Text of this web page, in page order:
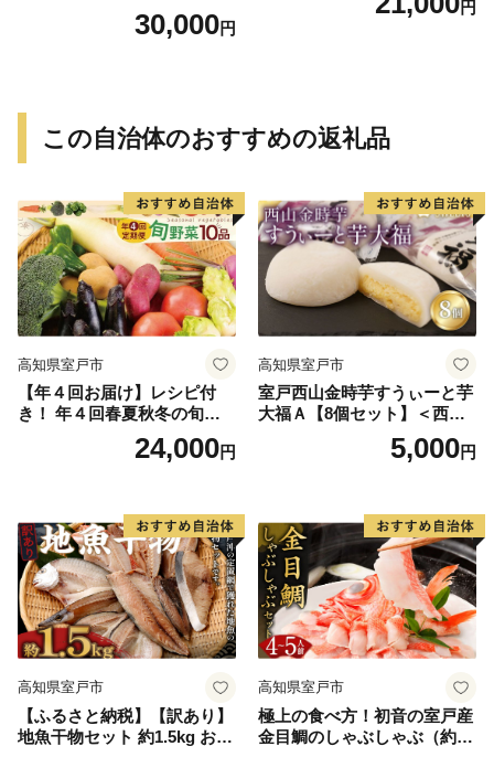
塩釜焼き 塩釜 魚 魚介類 海鮮
祝い事 お祝い ハレの日 食品
30,000円
円
この自治体のおすすめの返礼品
高知県室戸市
【年４回お届け】レシピ付
き！ 年４回春夏秋冬の旬野
菜１０品お届け定期便
24,000円
高知県室戸市
室戸西山金時芋すうぃーと芋
大福Ａ【8個セット】＜西山
金時芋餡・濃厚クリーム・羽
二重餅・室戸市限定品＞
5,000円
高知県室戸市
【ふるさと納税】【訳あり】
地魚干物セット 約1.5kg お楽
高知県室戸市
極上の食べ方！初音の室戸産
金目鯛のしゃぶしゃぶ（約４